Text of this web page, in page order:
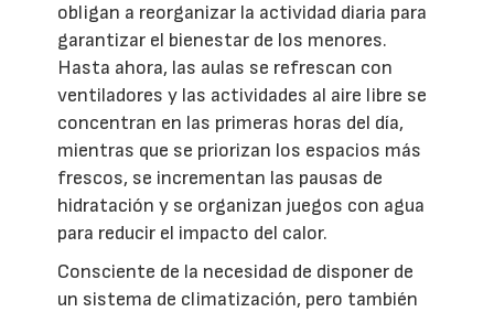
obligan a reorganizar la actividad diaria para
garantizar el bienestar de los menores.
Hasta ahora, las aulas se refrescan con
ventiladores y las actividades al aire libre se
concentran en las primeras horas del día,
mientras que se priorizan los espacios más
frescos, se incrementan las pausas de
hidratación y se organizan juegos con agua
para reducir el impacto del calor.
Consciente de la necesidad de disponer de
un sistema de climatización, pero también